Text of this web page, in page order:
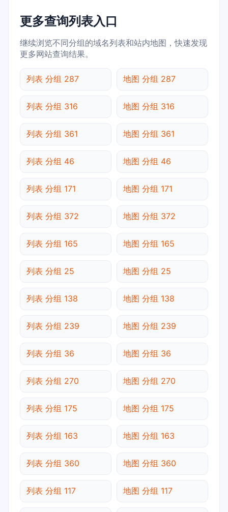
更多查询列表入口
继续浏览不同分组的域名列表和站内地图，快速发现
更多网站查询结果。
列表 分组 287 地图 分组 287
列表 分组 316 地图 分组 316
列表 分组 361 地图 分组 361
列表 分组 46 地图 分组 46
列表 分组 171 地图 分组 171
列表 分组 372 地图 分组 372
列表 分组 165 地图 分组 165
列表 分组 25 地图 分组 25
列表 分组 138 地图 分组 138
列表 分组 239 地图 分组 239
列表 分组 36 地图 分组 36
列表 分组 270 地图 分组 270
列表 分组 175 地图 分组 175
列表 分组 163 地图 分组 163
列表 分组 360 地图 分组 360
列表 分组 117 地图 分组 117